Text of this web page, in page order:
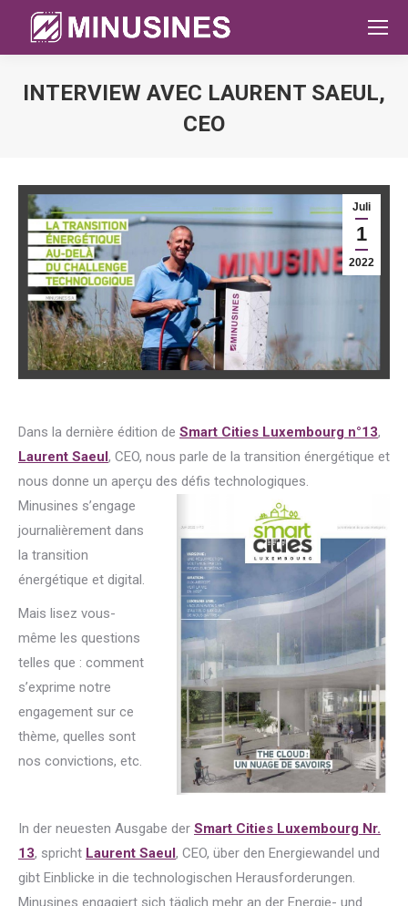
INTERVIEW AVEC LAURENT SAEUL,
CEO
Juli
1
2022
Dans la dernière édition de Smart Cities Luxembourg n°13,
Laurent Saeul, CEO, nous parle de la transition énergétique et
nous donne un aperçu des défis technologiques.
Minusines s’engage
journalièrement dans
la transition
énergétique et digital.
Mais lisez vous-
même les questions
telles que : comment
s’exprime notre
engagement sur ce
thème, quelles sont
nos convictions, etc.
In der neuesten Ausgabe der Smart Cities Luxembourg Nr.
13, spricht Laurent Saeul, CEO, über den Energiewandel und
gibt Einblicke in die technologischen Herausforderungen.
Minusines engagiert sich täglich mehr an der Energie- und